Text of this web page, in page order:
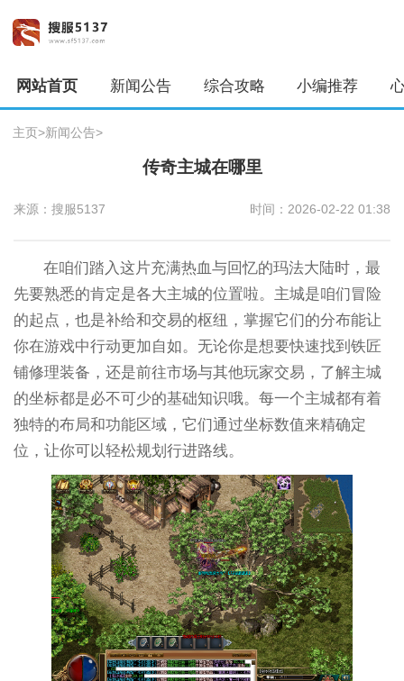
网站首页 新闻公告 综合攻略 小编推荐
主页>新闻公告>
传奇主城在哪里
来源：搜服5137 时间：2026-02-22 01:38
在咱们踏入这片充满热血与回忆的玛法大陆时，最
先要熟悉的肯定是各大主城的位置啦。主城是咱们冒险
的起点，也是补给和交易的枢纽，掌握它们的分布能让
你在游戏中行动更加自如。无论你是想要快速找到铁匠
铺修理装备，还是前往市场与其他玩家交易，了解主城
的坐标都是必不可少的基础知识哦。每一个主城都有着
独特的布局和功能区域，它们通过坐标数值来精确定
位，让你可以轻松规划行进路线。